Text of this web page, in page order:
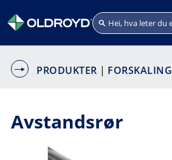
PRODUKTER | FORSKALING
Avstandsrør